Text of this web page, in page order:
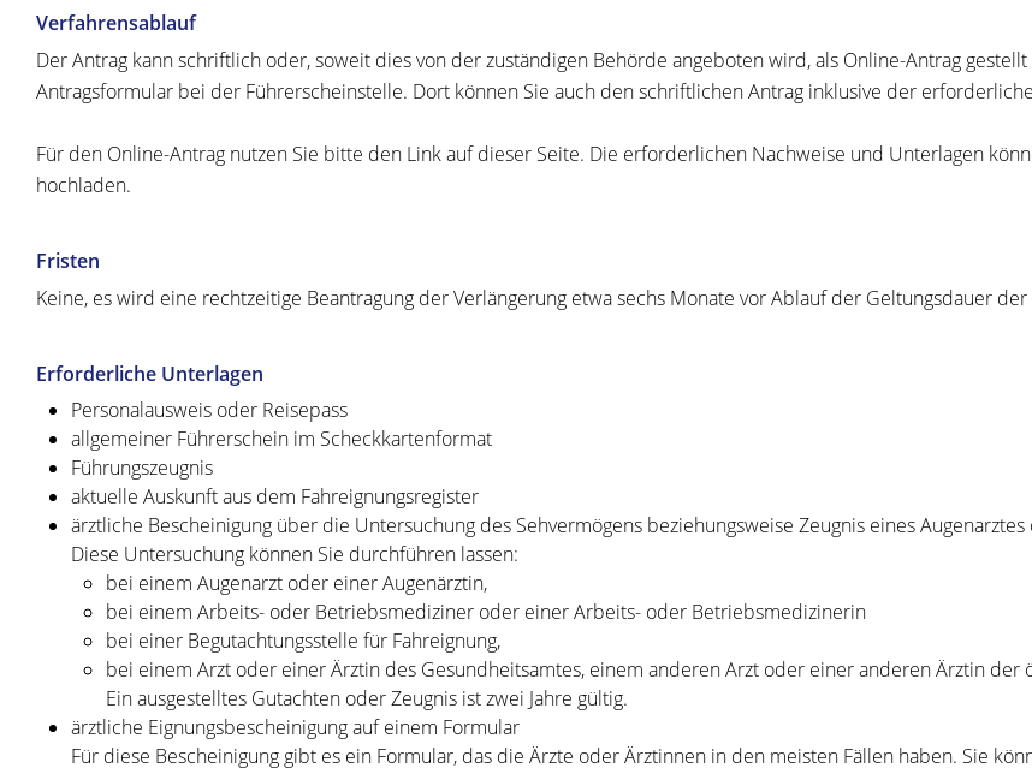
Verfahrensablauf
Der Antrag kann schriftlich oder, soweit dies von der zuständigen Behörde angeboten wird, als Online-Antrag
Antragsformular bei der Führerscheinstelle. Dort können Sie auch den schriftlichen Antrag inklusive der
Für den Online-Antrag nutzen Sie bitte den Link auf dieser Seite. Die erforderlichen Nachweise und Unterlagen
hochladen.
Fristen
Keine, es wird eine rechtzeitige Beantragung der Verlängerung etwa sechs Monate vor Ablauf der Geltungsdauer
Erforderliche Unterlagen
Personalausweis oder Reisepass
allgemeiner Führerschein im Scheckkartenformat
Führungszeugnis
aktuelle Auskunft aus dem Fahreignungsregister
ärztliche Bescheinigung über die Untersuchung des Sehvermögens beziehungsweise Zeugnis eines
Diese Untersuchung können Sie durchführen lassen:
bei einem Augenarzt oder einer Augenärztin,
bei einem Arbeits- oder Betriebsmediziner oder einer Arbeits- oder Betriebsmedizinerin
bei einer Begutachtungsstelle für Fahreignung,
bei einem Arzt oder einer Ärztin des Gesundheitsamtes, einem anderen Arzt oder einer anderen Ärztin der
Ein ausgestelltes Gutachten oder Zeugnis ist zwei Jahre gültig.
ärztliche Eignungsbescheinigung auf einem Formular
Für diese Bescheinigung gibt es ein Formular, das die Ärzte oder Ärztinnen in den meisten Fällen haben. Sie